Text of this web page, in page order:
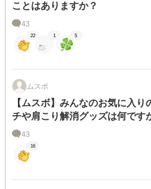
ことはありますか？
43
22 1 5
ムスボ
【ムスボ】みんなのお気に入り
チや肩こり解消グッズは何です
43
16